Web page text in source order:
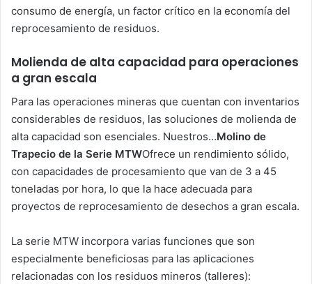
consumo de energía, un factor crítico en la economía del
reprocesamiento de residuos.
Molienda de alta capacidad para operaciones
a gran escala
Para las operaciones mineras que cuentan con inventarios
considerables de residuos, las soluciones de molienda de
alta capacidad son esenciales. Nuestros…Molino de
Trapecio de la Serie MTWOfrece un rendimiento sólido,
con capacidades de procesamiento que van de 3 a 45
toneladas por hora, lo que la hace adecuada para
proyectos de reprocesamiento de desechos a gran escala.
La serie MTW incorpora varias funciones que son
especialmente beneficiosas para las aplicaciones
relacionadas con los residuos mineros (talleres):